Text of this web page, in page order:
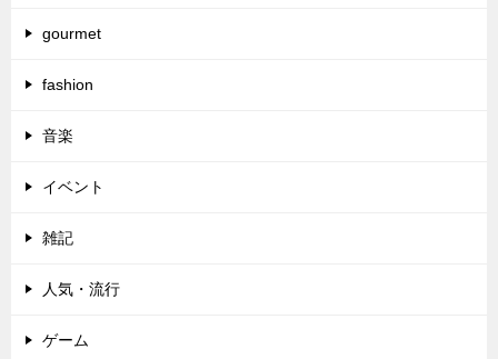
gourmet
fashion
音楽
イベント
雑記
人気・流行
ゲーム